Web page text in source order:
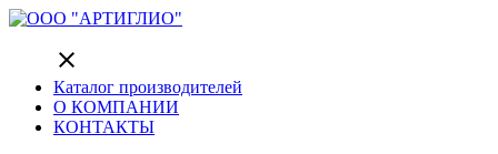
close
Каталог производителей
О КОМПАНИИ
КОНТАКТЫ